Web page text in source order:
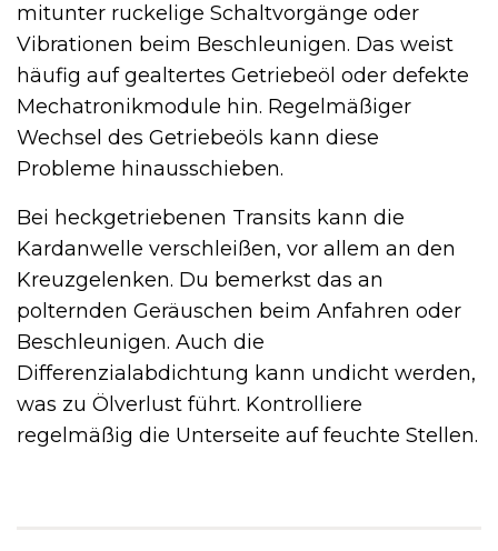
mitunter ruckelige Schaltvorgänge oder
Vibrationen beim Beschleunigen. Das weist
häufig auf gealtertes Getriebeöl oder defekte
Mechatronikmodule hin. Regelmäßiger
Wechsel des Getriebeöls kann diese
Probleme hinausschieben.
Bei heckgetriebenen Transits kann die
Kardanwelle verschleißen, vor allem an den
Kreuzgelenken. Du bemerkst das an
polternden Geräuschen beim Anfahren oder
Beschleunigen. Auch die
Differenzialabdichtung kann undicht werden,
was zu Ölverlust führt. Kontrolliere
regelmäßig die Unterseite auf feuchte Stellen.